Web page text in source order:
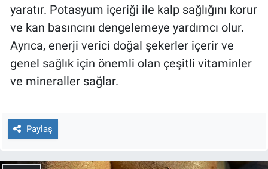
yaratır. Potasyum içeriği ile kalp sağlığını korur
ve kan basıncını dengelemeye yardımcı olur.
Ayrıca, enerji verici doğal şekerler içerir ve
genel sağlık için önemli olan çeşitli vitaminler
ve mineraller sağlar.
Paylaş